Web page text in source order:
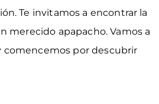
Te invitamos a encontrar la
merecido apapacho. Vamos a
comencemos por descubrir